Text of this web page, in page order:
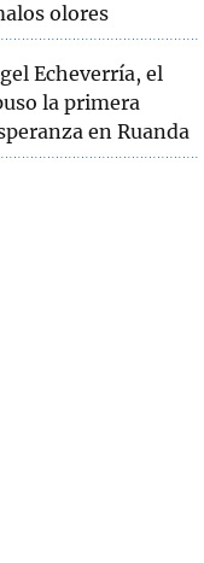
olores
Echeverría, el
la primera
en Ruanda